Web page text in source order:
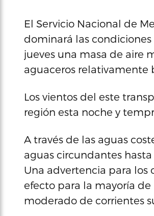
El Servicio Nacional de
dominará las
jueves una masa de aire
aguaceros relativamente
Los vientos del este
región esta noche y
A través de las aguas
aguas circundantes
Una advertencia para
efecto para la mayoría de
moderado de corrientes